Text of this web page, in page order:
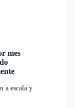
mes
a escala y